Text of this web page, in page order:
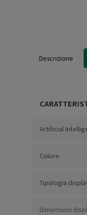
Descrizione
Artificial
Colore
Tipologia
Dimensioni